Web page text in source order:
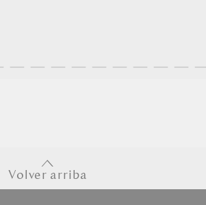
Volver arriba